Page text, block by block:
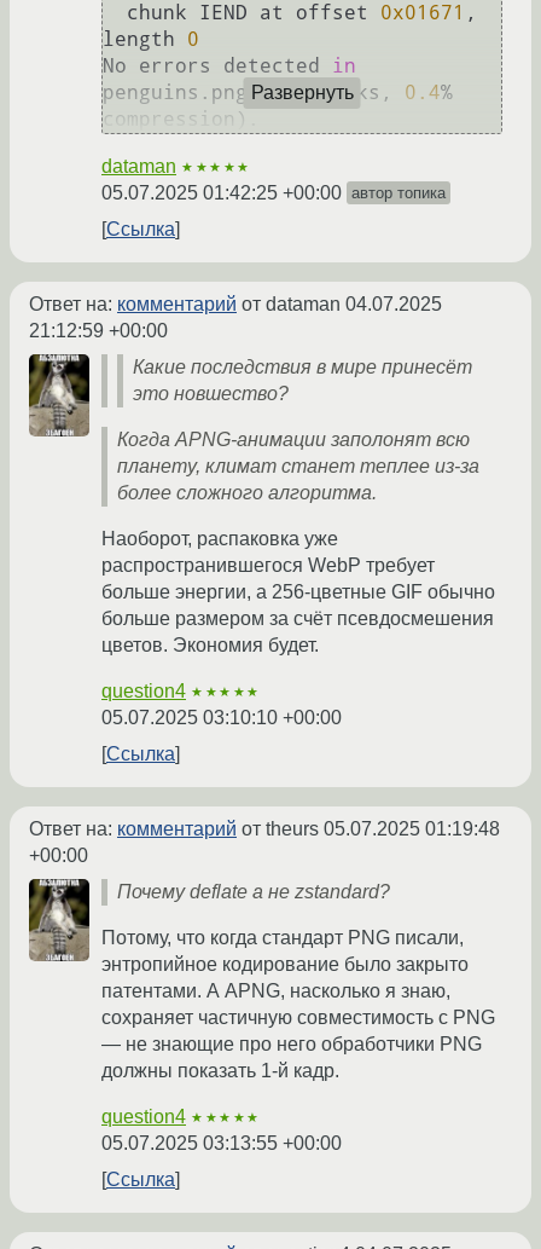
  chunk IEND at offset
0x01671 ,
length 0
No errors detected in
penguins.png (18 chunks, 0.4%
Развернуть
dataman ★★★★★
05.07.2025 01:42:25 +00:00 автор топика
Ссылка
Ответ на: комментарий от dataman 04.07.2025
21:12:59 +00:00
Какие последствия в мире принесёт
это новшество?
Когда APNG-анимации заполонят всю
планету, климат станет теплее из-за
более сложного алгоритма.
Наоборот, распаковка уже
распространившегося WebP требует
больше энергии, а 256-цветные GIF обычно
больше размером за счёт псевдосмешения
цветов. Экономия будет.
question4 ★★★★★
05.07.2025 03:10:10 +00:00
Ссылка
Ответ на: комментарий от theurs 05.07.2025 01:19:48
+00:00
Почему deflate а не zstandard?
Потому, что когда стандарт PNG писали,
энтропийное кодирование было закрыто
патентами. А APNG, насколько я знаю,
сохраняет частичную совместимость с PNG
— не знающие про него обработчики PNG
должны показать 1-й кадр.
question4 ★★★★★
05.07.2025 03:13:55 +00:00
Ссылка